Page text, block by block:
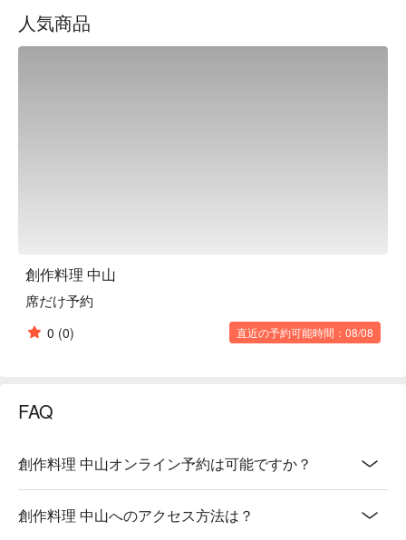
space.
【Signature Dishes】
人気商品
創作料理 中山
席だけ予約
0 (0) 直近の予約可能時間：08/08
FAQ
創作料理 中山オンライン予約は可能ですか？
創作料理 中山へのアクセス方法は？